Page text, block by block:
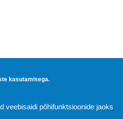
kasutamisega.
veebisaidi põhifunktsioonide jaoks